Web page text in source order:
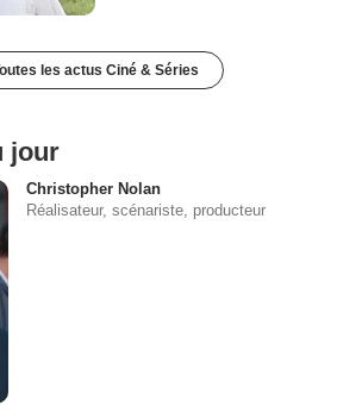
les actus Ciné & Séries
jour
Christopher Nolan
Réalisateur, scénariste, producteur